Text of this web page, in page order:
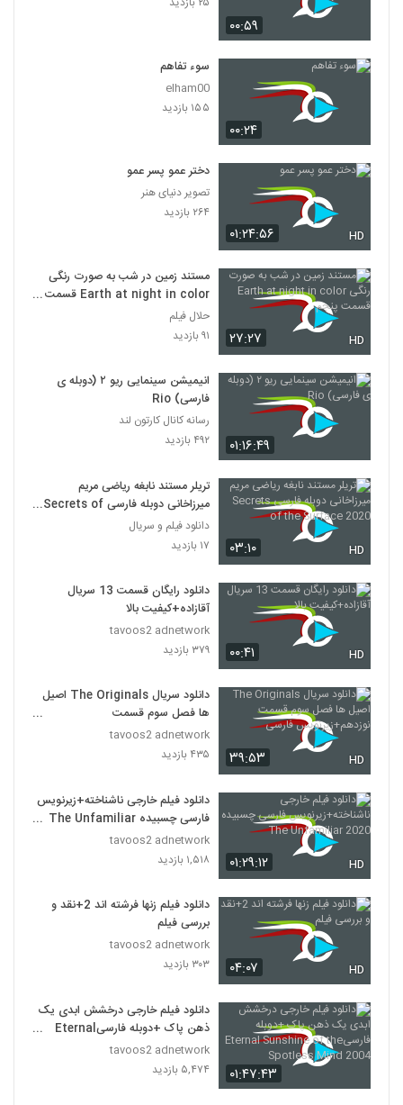
۰۰:۵۹
۰۰:۲۴
سوء تفاهم
elham00
۱۵۵ بازدید
۰۱:۲۴:۵۶ HD
دختر عمو پسر عمو
تصویر دنیای هنر
۲۶۴ بازدید
۲۷:۲۷ HD
مستند زمین در شب به صورت رنگی
Earth at night in color قسمت
پنجم
حلال فیلم
۹۱ بازدید
۰۱:۱۶:۴۹
انیمیشن‌ سینمایی ریو ۲ (دوبله ی
فارسی) Rio
رسانه کانال کارتون لند
۴۹۲ بازدید
۰۳:۱۰ HD
تریلر مستند نابغه ریاضی مریم
میرزاخانی دوبله فارسی Secrets of
the Surface 2020
دانلود فیلم و سریال
۱۷ بازدید
۰۰:۴۱ HD
دانلود رایگان قسمت 13 سریال
آقازاده+کیفیت بالا
tavoos2 adnetwork
۳۷۹ بازدید
۳۹:۵۳ HD
دانلود سریال The Originals اصیل
ها فصل سوم قسمت
نوزدهم+زیرنویس فارسی
tavoos2 adnetwork
۴۳۵ بازدید
۰۱:۲۹:۱۲ HD
دانلود فیلم خارجی ناشناخته+زیرنویس
فارسی چسبیده The Unfamiliar
2020
tavoos2 adnetwork
۱,۵۱۸ بازدید
۰۴:۰۷ HD
دانلود فیلم زنها فرشته اند 2+نقد و
بررسی فیلم
tavoos2 adnetwork
۳۰۳ بازدید
۰۱:۴۷:۴۳
دانلود فیلم خارجی درخشش ابدی یک
ذهن پاک +دوبله فارسیEternal
Sunshine of the Spotless
Mind 2004
tavoos2 adnetwork
۵,۴۷۴ بازدید